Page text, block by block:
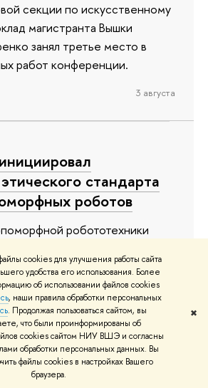
cookies для улучшения работы сайта
удобства его использования. Более
об использовании файлов cookies
, наши правила обработки персональных
. Продолжая пользоваться сайтом, вы
что были проинформированы об
cookies сайтом НИУ ВШЭ и согласны
обработки персональных данных. Вы
файлы cookies в настройках Вашего
браузера.
✖
секции по искусственному
магистранта Вышки
занял третье место в
работ конференции.
3 августа
стандарта
роботов
робототехники
В июле на площадке
систем НИУ
сессия, посвященная
стандарта для
робототехнических
бизнеса, органов
власти, научных организаций и